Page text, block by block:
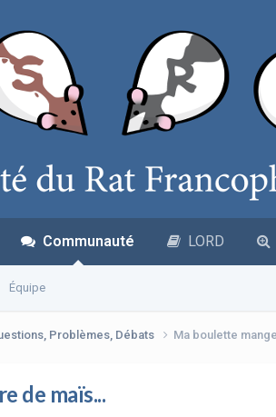
Communauté
Équipe
LORD
Problèmes, Débats Ma boulette
de maïs...